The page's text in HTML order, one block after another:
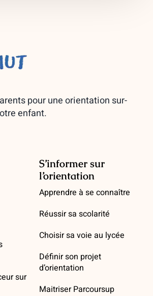
pour une orientation sur-
enfant.
sur
S’informer sur
l’orientation
Apprendre à se connaître
Réussir sa scolarité
Choisir sa voie au lycée
Définir son projet
d’orientation
Maitriser Parcoursup